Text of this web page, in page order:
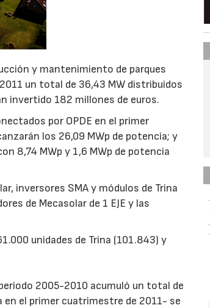
y mantenimiento de parques
un total de 36,43 MW distribuidos
invertido 182 millones de euros.
por OPDE en el primer
los 26,09 MWp de potencia; y
8,74 MWp y 1,6 MWp de potencia
inversores SMA y módulos de Trina
de Mecasolar de 1 EJE y las
unidades de Trina (101.843) y
2005-2010 acumuló un total de
el primer cuatrimestre de 2011- se